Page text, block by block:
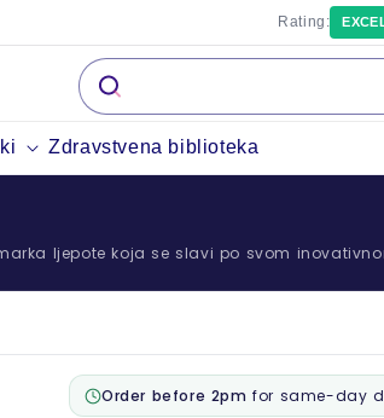
Zdravstvena biblioteka
Rating:
ljepote koja se slavi po svom
Order before 2pm for same-day